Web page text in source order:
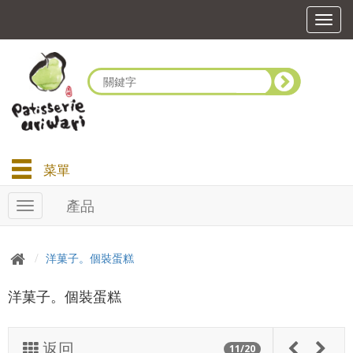
T
o
i
菜單
T
o
g
l
n
產品
洋菓子。個裝蛋糕
洋菓子。個裝蛋糕
返回 11/20